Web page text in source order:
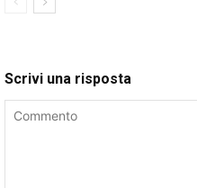
Scrivi una risposta